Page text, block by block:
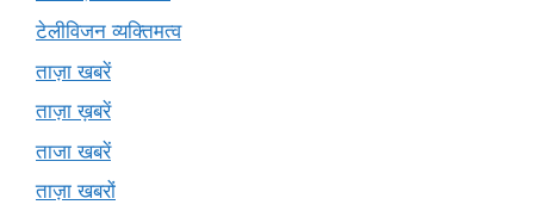
टेलीविजन व्यक्तिमत्व
ताज़ा खबरें
ताज़ा ख़बरें
ताजा खबरें
ताज़ा खबरों